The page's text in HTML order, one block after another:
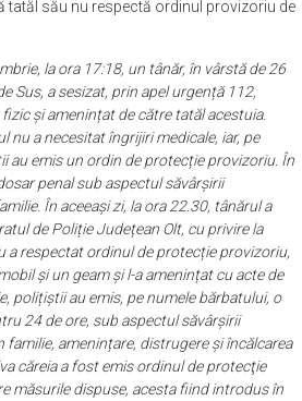
tatăl său nu respectă ordinul provizoriu de
la ora 17:18, un tânăr, în vârstă de 26
Sus, a sesizat, prin apel urgență 112,
și amenințat de către tatăl acestuia.
nu a necesitat îngrijiri medicale, iar, pe
au emis un ordin de protecție provizoriu. În
penal sub aspectul săvârșirii
În aceeași zi, la ora 22.30, tânărul a
de Poliție Județean Olt, cu privire la
a respectat ordinul de protecție provizoriu,
și un geam și l-a amenințat cu acte de
polițiștii au emis, pe numele bărbatului, o
24 de ore, sub aspectul săvârșirii
amenințare, distrugere și încălcarea
căreia a fost emis ordinul de protecţie
măsurile dispuse, acesta fiind introdus în